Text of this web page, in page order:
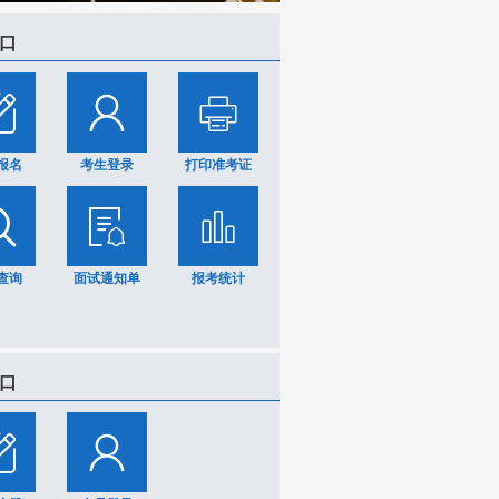
名 考生登录 打印准考证
询 面试通知单 报考统计